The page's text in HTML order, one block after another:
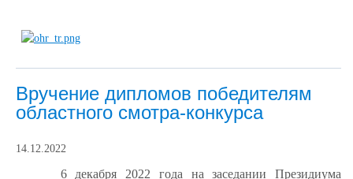
Вручение дипломов победителям
областного смотра-конкурса
14.12.2022
6 декабря 2022 года на заседании Президиума